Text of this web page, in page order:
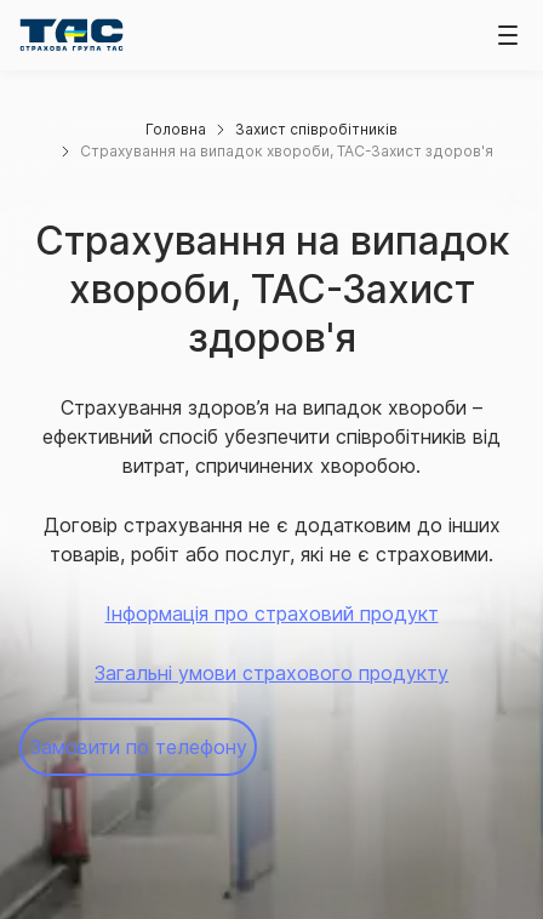
Головна
Захист співробітників
Страхування на випадок хвороби, ТАС-Захист здоров'я
Страхування на випадок
хвороби, ТАС-Захист
здоров'я
Страхування здоров’я на випадок хвороби –
ефективний спосіб убезпечити співробітників від
витрат, спричинених хворобою.
Договір страхування не є додатковим до інших
товарів, робіт або послуг, які не є страховими.
Інформація про страховий продукт
Загальні умови страхового продукту
Замовити по телефону